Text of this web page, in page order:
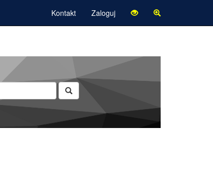
Kontakt Zaloguj